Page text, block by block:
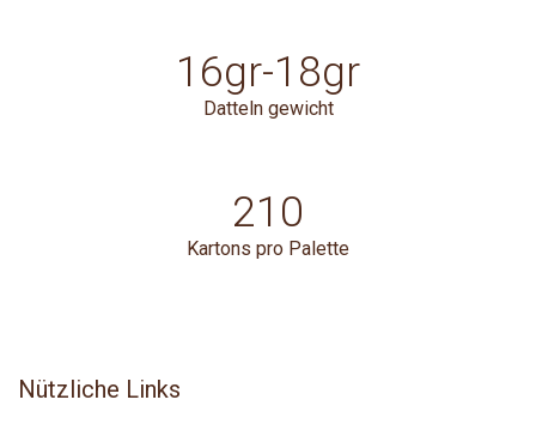
16gr-18gr
Datteln gewicht
210
Kartons pro Palette
Nützliche Links